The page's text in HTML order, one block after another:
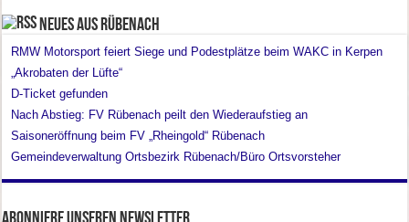
Neues aus Rübenach
RMW Motorsport feiert Siege und Podestplätze beim WAKC in Kerpen
„Akrobaten der Lüfte“
D-Ticket gefunden
Nach Abstieg: FV Rübenach peilt den Wiederaufstieg an
Saisoneröffnung beim FV „Rheingold“ Rübenach
Gemeindeverwaltung Ortsbezirk Rübenach/Büro Ortsvorsteher